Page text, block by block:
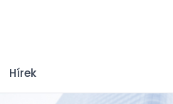
Hírek